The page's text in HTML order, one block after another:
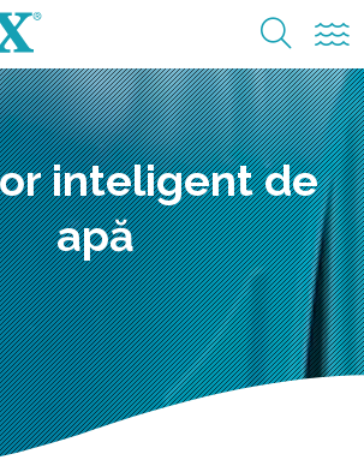
inteligent de
apă